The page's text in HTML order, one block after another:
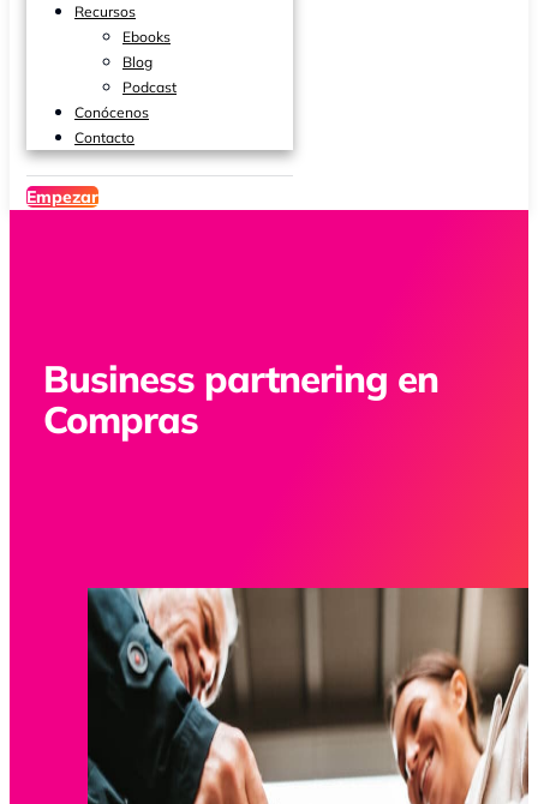
Recursos
Ebooks
Blog
Podcast
Conócenos
Contacto
Empezar
Business partnering en
Compras